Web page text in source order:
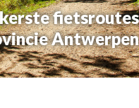
fietsroutes
Antwerpen